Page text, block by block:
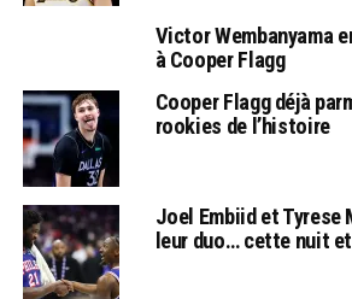
Victor Wembanyama
à Cooper Flagg
Cooper Flagg déjà
rookies de l’histoire
Joel Embiid et Tyrese
leur duo… cette nuit